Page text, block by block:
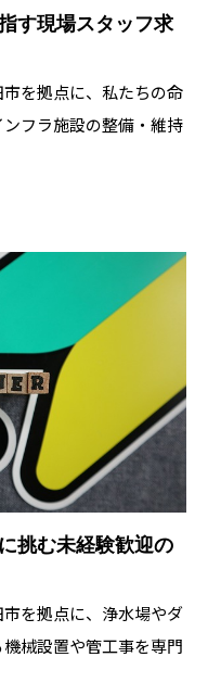
す現場スタッフ求
を拠点に、私たちの命
フラ施設の整備・維持
挑む未経験歓迎の
を拠点に、浄水場やダ
械設置や管工事を専門